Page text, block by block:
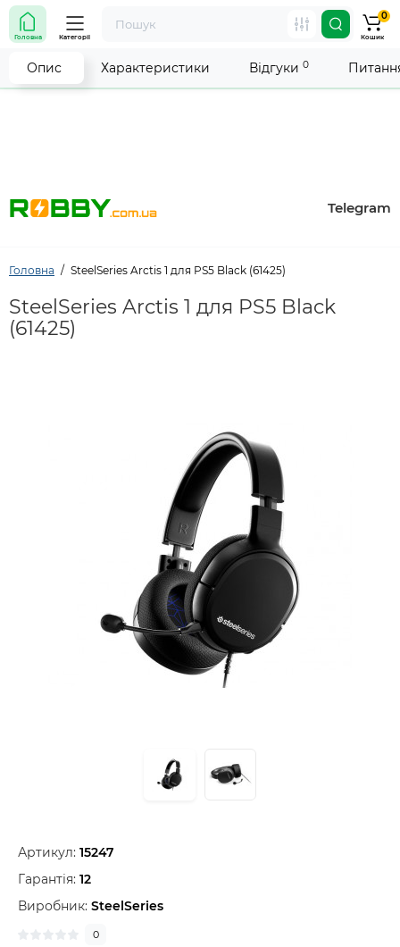
Увага! Роботу магазину тимчасово припинено. Ми
робимо все можливе, щоб відновити прийом
замовлень якнайшвидше.
Telegram
Головна Категорії
0
Кошик
Головна SteelSeries Arctis 1 для PS5 Black (61425)
SteelSeries Arctis 1 для PS5 Black
(61425)
Артикул: 15247
Гарантія: 12
Виробник: SteelSeries
0
Опис Характеристики Відгуки 0